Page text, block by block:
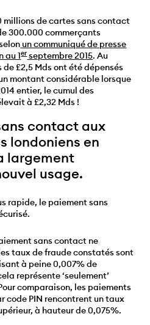
millions de cartes sans contact
300.000 commerçants
un communiqué de presse
au 1erseptembre 2015. Au
de £2,5 Mds ont été dépensés
montant considérable lorsque
entier, le cumul des
à £2,32 Mds !
contact aux
londoniens en
largement
usage.
rapide, le paiement sans
sans contact ne
taux de fraude constatés sont
à peine 0,007% de
représente ‘seulement’
comparaison, les paiements
code PIN rencontrent un taux
à hauteur de 0,075%.